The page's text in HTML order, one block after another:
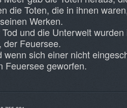
die Toten, die in ihnen
Werken.
und die Unterwelt
der Feuersee.
wenn sich einer nicht
Feuersee geworfen.